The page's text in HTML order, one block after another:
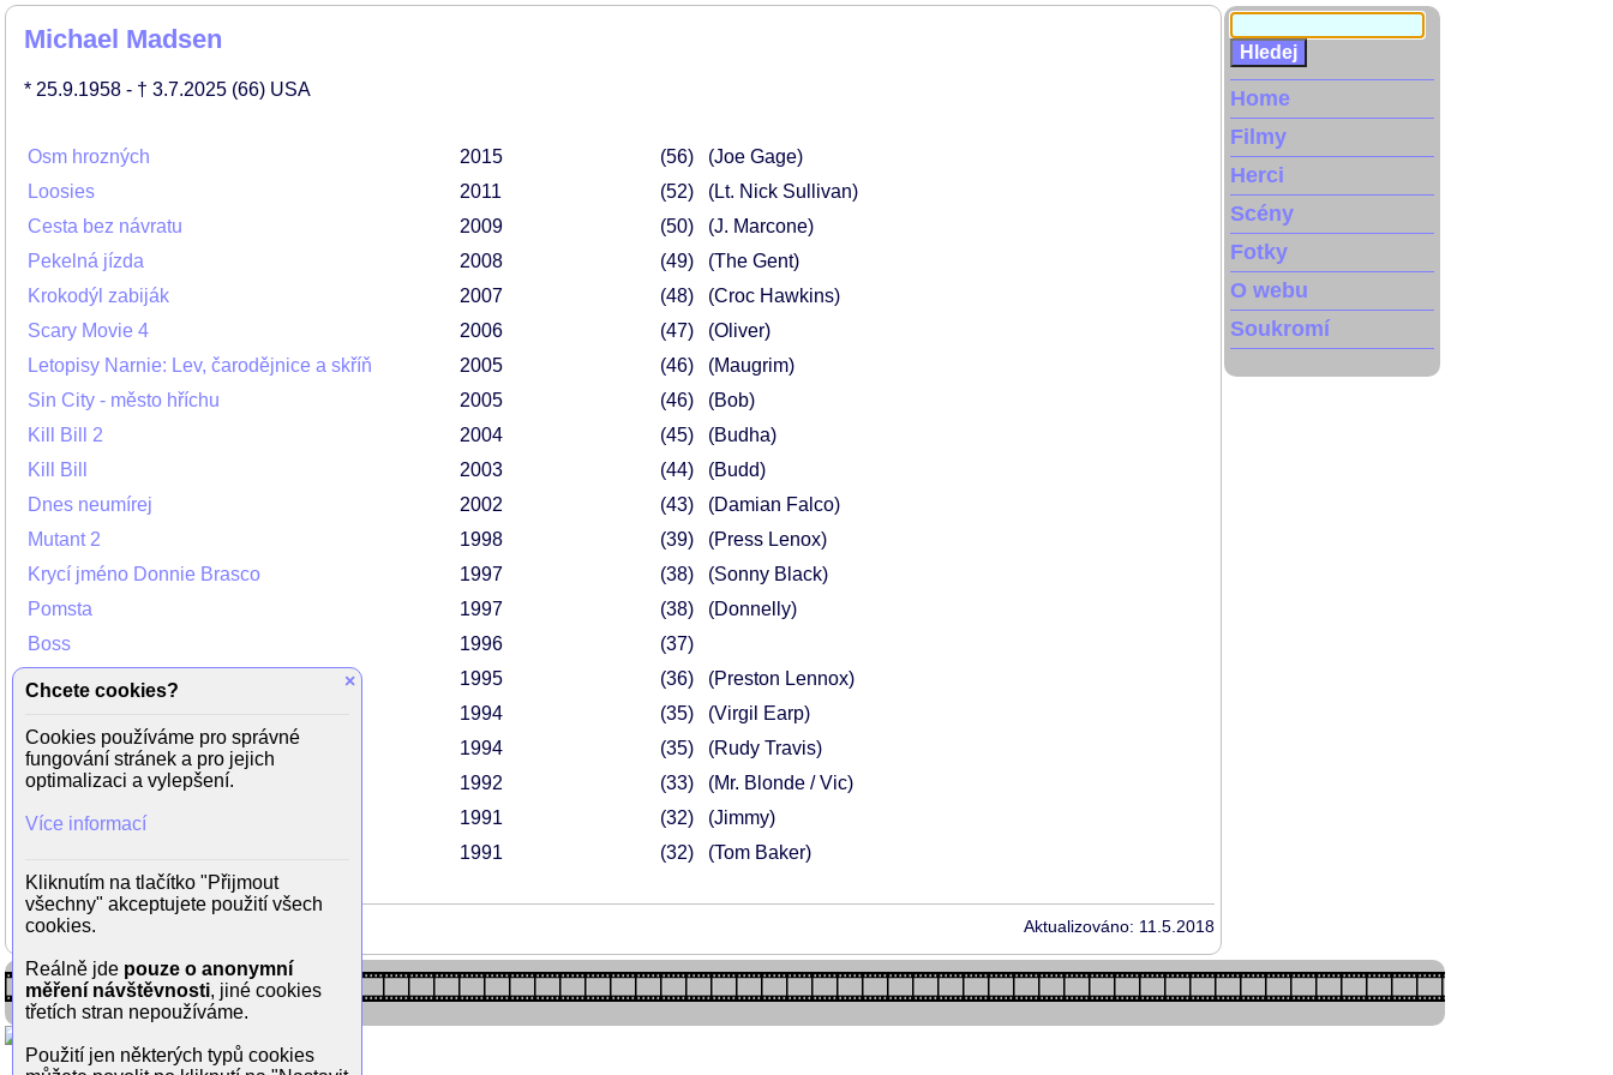
Michael Madsen
* 25.9.1958 - † 3.7.2025 (66) USA
Osm hrozných 2015 56
(Joe Gage)
Loosies
2011 52
(Lt. Nick Sullivan)
Cesta bez návratu
2009 50
(J. Marcone)
Pekelná jízda
2008 49
(The Gent)
Krokodýl zabiják
2007 48
(Croc Hawkins)
Scary Movie 4
2006 47
(Oliver)
Letopisy Narnie: Lev, čarodějnice a skříň
2005 46
(Maugrim)
Sin City - město hříchu
2005 46
(Bob)
Kill Bill 2
2004 45
(Budha)
Kill Bill
2003 44
(Budd)
Dnes neumírej
2002 43
(Damian Falco)
Mutant 2
1998 39
(Press Lenox)
Krycí jméno Donnie Brasco
1997 38
(Sonny Black)
Pomsta
1997 38
(Donnelly)
Boss
1996
37
Mutant
1995 36
(Preston Lennox)
1994 35
(Virgil Earp)
Útěk do Mexika
1994 35
(Rudy Travis)
Gauneři
1992 33
(Mr. Blonde / Vic)
Thelma a Louisa
1991 32
(Jimmy)
1991 32 (Tom Baker)
Aktualizováno: 11.5.2018
Home
Filmy
Herci
Scény
Fotky
O webu
Soukromí
×
Chcete cookies?
Cookies používáme pro správné
fungování stránek a pro jejich
optimalizaci a vylepšení.
Více informací
Kliknutím na tlačítko "Přijmout
všechny" akceptujete použití všech
cookies.
Reálně jde pouze o anonymní
měření návštěvnosti, jiné cookies
třetích stran nepoužíváme.
Použití jen některých typů cookies